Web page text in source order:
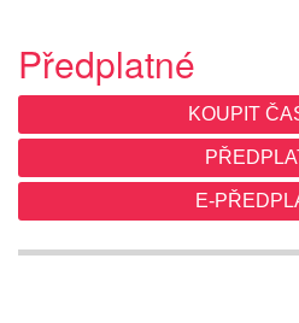
Předplatné
KOUPIT
E-